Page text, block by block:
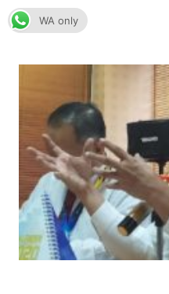
Skip
to
WA only